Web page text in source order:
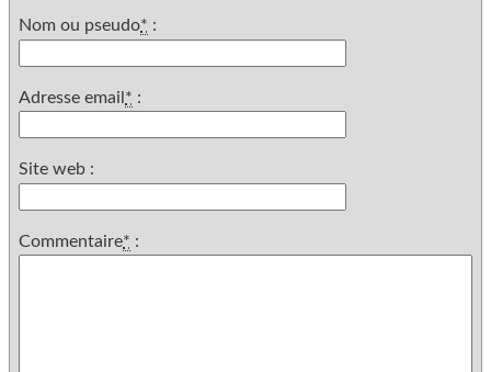
Nom ou pseudo* :
Adresse email * :
Site web :
Commentaire* :